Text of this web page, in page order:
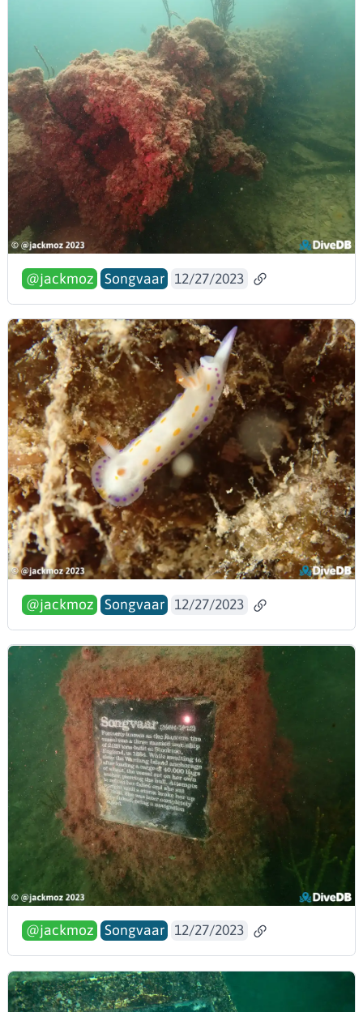
@jackmoz Songvaar 12/27/2023
@jackmoz Songvaar 12/27/2023
@jackmoz Songvaar 12/27/2023